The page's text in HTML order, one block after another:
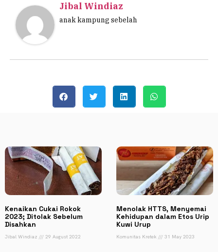
Jibal Windiaz
anak kampung sebelah
Kenaikan Cukai Rokok
2023; Ditolak Sebelum
Disahkan
Jibal Windiaz 29 August 2022
Menolak HTTS, Menyemai
Kehidupan dalam Etos Urip
Kuwi Urup
Komunitas Kretek 31 May 2023